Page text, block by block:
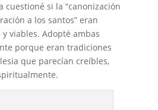
cuestioné si la “canonización
a los santos” eran
viables. Adopté ambas
porque eran tradiciones
que parecían creíbles,